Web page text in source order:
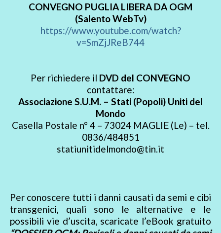
CONVEGNO PUGLIA LIBERA DA OGM
(Salento WebTv)
https://www.youtube.com/watch?
v=SmZjJReB744
Per richiedere il DVD del CONVEGNO
contattare:
Associazione S.U.M. – Stati (Popoli) Uniti del
Mondo
Casella Postale n° 4 – 73024 MAGLIE (Le) – tel.
0836/484851
statiunitidelmondo@tin.it
Per conoscere tutti i danni causati da semi e cibi
transgenici, quali sono le alternative e le
possibili vie d’uscita, scaricate l’eBook gratuito